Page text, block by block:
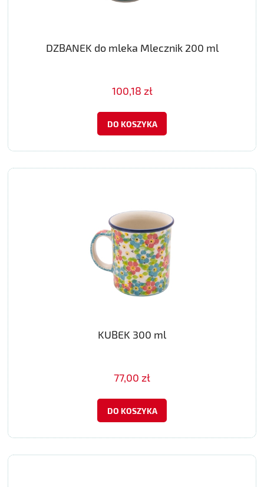
DZBANEK do mleka Mlecznik 200 ml
100,18 zł
DO KOSZYKA
KUBEK 300 ml
77,00 zł
DO KOSZYKA